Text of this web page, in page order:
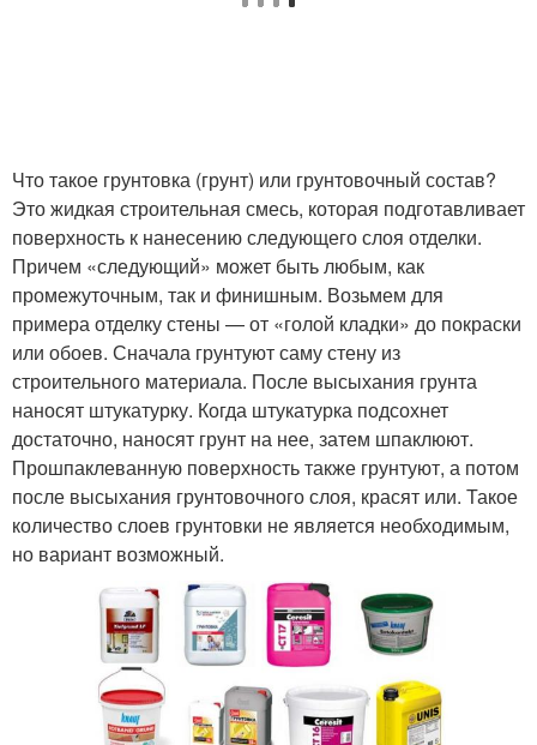
Что такое грунтовка (грунт) или грунтовочный состав?
Это жидкая строительная смесь, которая подготавливает
поверхность к нанесению следующего слоя отделки.
Причем «следующий» может быть любым, как
промежуточным, так и финишным. Возьмем для
примера отделку стены — от «голой кладки» до покраски
или обоев. Сначала грунтуют саму стену из
строительного материала. После высыхания грунта
наносят штукатурку. Когда штукатурка подсохнет
достаточно, наносят грунт на нее, затем шпаклюют.
Прошпаклеванную поверхность также грунтуют, а потом
после высыхания грунтовочного слоя, красят или. Такое
количество слоев грунтовки не является необходимым,
но вариант возможный.